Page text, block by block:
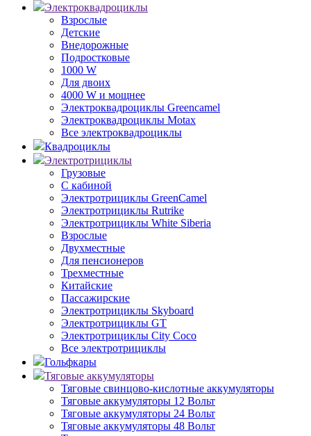
Электроквадроциклы
Взрослые
Детские
Внедорожные
Подростковые
1000 W
Для двоих
4000 W и мощнее
Электроквадроциклы Greencamel
Электроквадроциклы Motax
Все электроквадроциклы
Квадроциклы
Электротрициклы
Грузовые
С кабиной
Электротрициклы GreenCamel
Электротрициклы Rutrike
Электротрициклы White Siberia
Взрослые
Двухместные
Для пенсионеров
Трехместные
Китайские
Пассажирские
Электротрициклы Skyboard
Электротрициклы GT
Электротрициклы City Coco
Все электротрициклы
Гольфкары
Тяговые аккумуляторы
Тяговые свинцово-кислотные аккумуляторы
Тяговые аккумуляторы 12 Вольт
Тяговые аккумуляторы 24 Вольт
Тяговые аккумуляторы 48 Вольт